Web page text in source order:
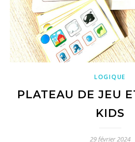
LOGIQUE
PLATEAU DE JEU
KIDS
29 février 2024